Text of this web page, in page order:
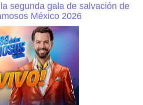
segunda gala de salvación de
México 2026